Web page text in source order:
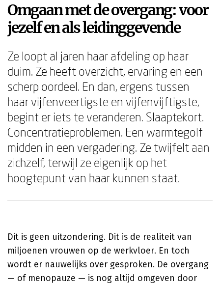
Omgaan met de overgang: voor
jezelf en als leidinggevende
Ze loopt al jaren haar afdeling op haar
duim. Ze heeft overzicht, ervaring en een
scherp oordeel. En dan, ergens tussen
haar vijfenveertigste en vijfenvijftigste,
begint er iets te veranderen. Slaaptekort.
Concentratieproblemen. Een warmtegolf
midden in een vergadering. Ze twijfelt aan
zichzelf, terwijl ze eigenlijk op het
hoogtepunt van haar kunnen staat.
Dit is geen uitzondering. Dit is de realiteit van
miljoenen vrouwen op de werkvloer. En toch
wordt er nauwelijks over gesproken. De overgang
— of menopauze — is nog altijd omgeven door